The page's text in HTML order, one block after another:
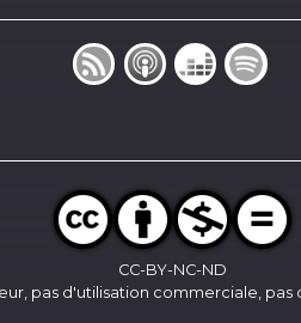
CC-BY-NC-ND
pas d'utilisation commerciale,